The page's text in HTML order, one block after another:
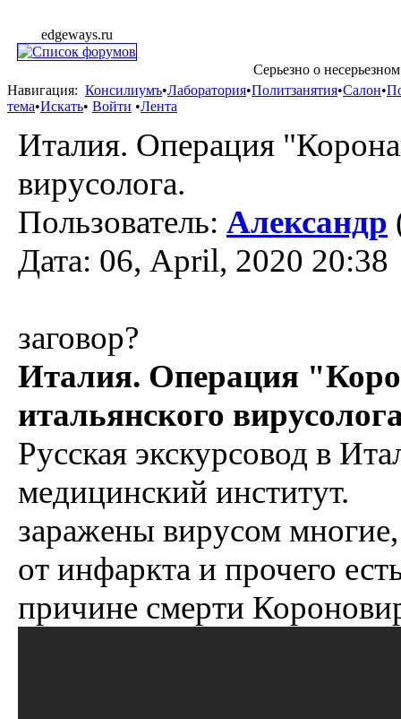
edgeways.ru
Серьезно о
Навигация: Консилиумъ•Лаборатория•Политзанятия•Салон•
тема•Искать• Войти •Лента
Италия. Операция
вирусолога.
Пользователь: Александр
Дата: 06, April, 2020 20:38
заговор?
Италия. Операция
итальянского
Русская экскурсовод в
медицинский институт.
заражены вирусом
от инфаркта и прочего
причине смерти